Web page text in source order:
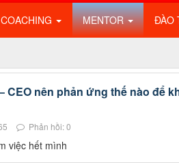
COACHING MENTOR ĐÀO
CEO nên phản ứng thế nào để
Phản hồi: 0
việc hết mình